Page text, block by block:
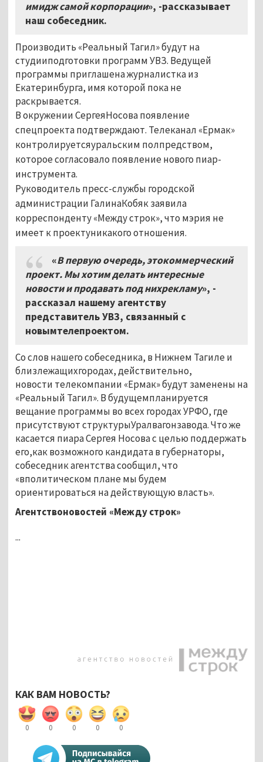
имидж самой корпорации», -рассказывает
наш собеседник.
Производить «Реальный Тагил» будут на
студииподготовки программ УВЗ. Ведущей
программы приглашена журналистка из
Екатеринбурга, имя которой пока не
раскрывается.
В окружении СергеяНосова появление
спецпроекта подтверждают. Телеканал «Ермак»
контролируетсяуральским полпредством,
которое согласовало появление нового пиар-
инструмента.
Руководитель пресс-службы городской
администрации ГалинаКобяк заявила
корреспонденту «Между строк», что мэрия не
имеет к проектуникакого отношения.
«В первую очередь, этокоммерческий
проект. Мы хотим делать интересные
новости и продавать под нихрекламу», -
рассказал нашему агентству
представитель УВЗ, связанный с
новымтелепроектом.
Со слов нашего собеседника, в Нижнем Тагиле и
близлежащихгородах, действительно,
новости телекомпании «Ермак» будут заменены на
«Реальный Тагил». В будущемпланируется
вещание программы во всех городах УРФО, где
присутствуют структурыУралвагонзавода. Что же
касается пиара Сергея Носова с целью поддержать
его,как возможного кандидата в губернаторы,
собеседник агентства сообщил, что
«вполитическом плане мы будем
ориентироваться на действующую власть».
Агентствоновостей «Между строк»
...
КАК ВАМ НОВОСТЬ?
0 0 0 0 0